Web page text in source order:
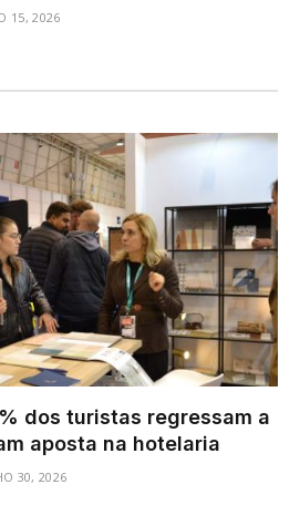
15, 2026
dos turistas regressam a
aposta na hotelaria
30, 2026